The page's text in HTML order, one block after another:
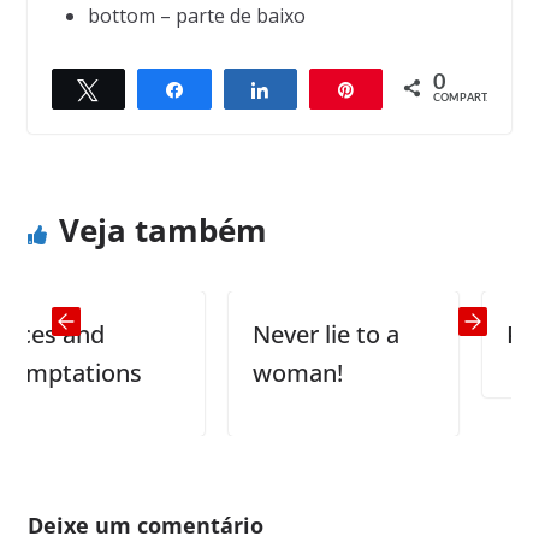
bottom – parte de baixo
Compartilhar Compartilhar 0
COMPART.
← Previous
Next →
Veja também
and
Never lie to a
woman!
Deixe um comentário